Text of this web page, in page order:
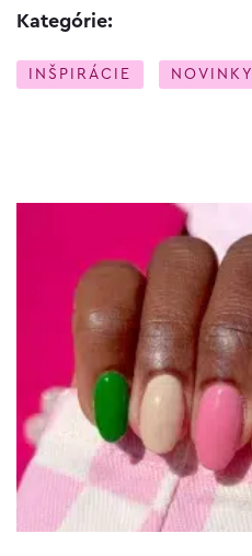
Kategórie:
INŠPIRÁCIE NOVINKY